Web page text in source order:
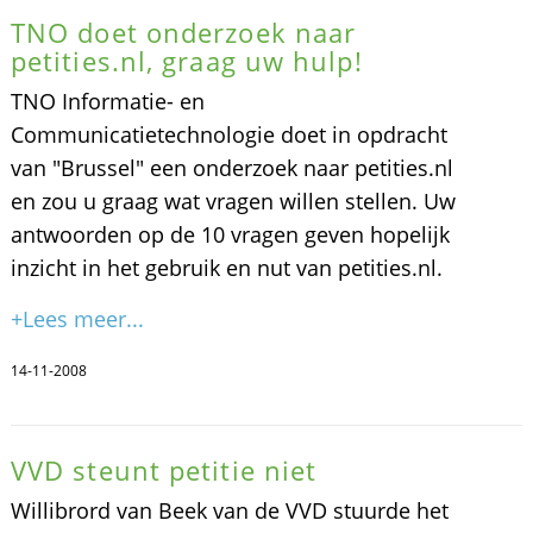
TNO doet onderzoek naar
petities.nl, graag uw hulp!
TNO Informatie- en
Communicatietechnologie doet in opdracht
van "Brussel" een onderzoek naar petities.nl
en zou u graag wat vragen willen stellen. Uw
antwoorden op de 10 vragen geven hopelijk
inzicht in het gebruik en nut van petities.nl.
+Lees meer...
14-11-2008
VVD steunt petitie niet
Willibrord van Beek van de VVD stuurde het